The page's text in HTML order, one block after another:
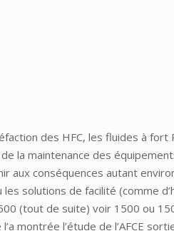
des HFC, les fluides à
la maintenance des
aux conséquences autant
solutions de facilité (comme
(tout de suite) voir 1500 ou
montrée l’étude de l’AFCE